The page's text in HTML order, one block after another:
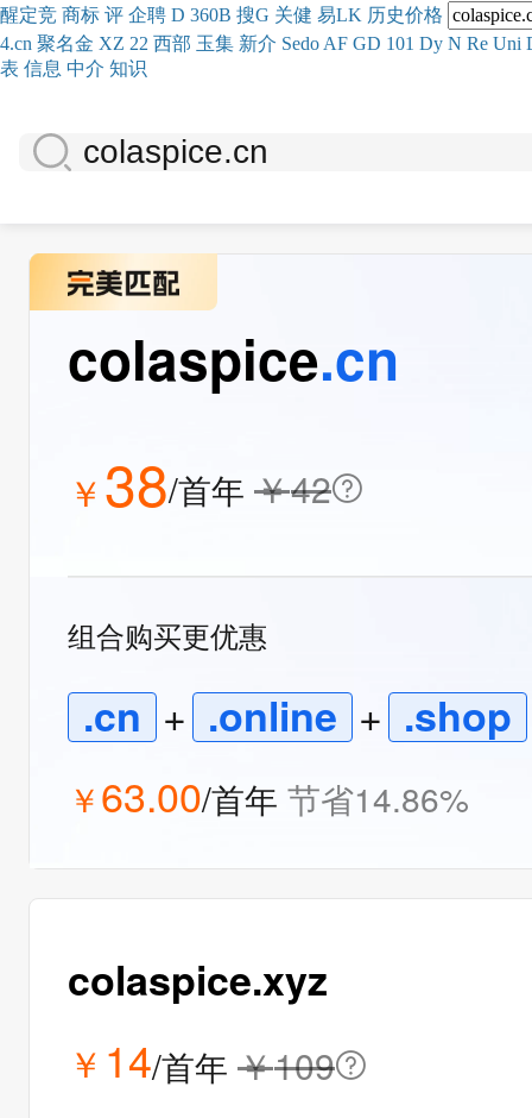
醒定竞 商标 评 企聘 D 360B 搜G 关健 易LK 历史价格
4.cn 聚名金 XZ 22 西部 玉集 新介 Sedo AF GD 101 Dy N Re Uni
表 信息 中介 知识